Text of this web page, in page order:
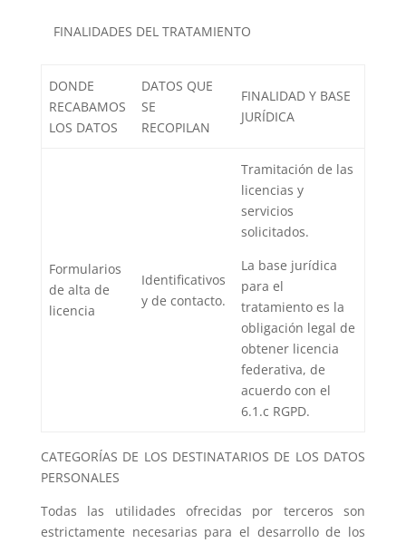
FINALIDADES DEL TRATAMIENTO
DONDE
RECABAMOS
LOS DATOS
DATOS QUE
SE
RECOPILAN
FINALIDAD Y BASE
JURÍDICA
Formularios
de alta de
licencia
Identificativos
y de contacto.
Tramitación de las
licencias y
servicios
solicitados.
La base jurídica
para el
tratamiento es la
obligación legal de
obtener licencia
federativa, de
acuerdo con el
6.1.c RGPD.
CATEGORÍAS DE LOS DESTINATARIOS DE LOS DATOS
PERSONALES
Todas las utilidades ofrecidas por terceros son
estrictamente necesarias para el desarrollo de los